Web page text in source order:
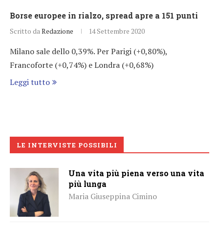
Borse europee in rialzo, spread apre a 151 punti
Scritto da Redazione 14 Settembre 2020
Milano sale dello 0,39%. Per Parigi (+0,80%),
Francoforte (+0,74%) e Londra (+0,68%)
Leggi tutto
LE INTERVISTE POSSIBILI
Una vita più piena verso una vita
più lunga
Maria Giuseppina Cimino